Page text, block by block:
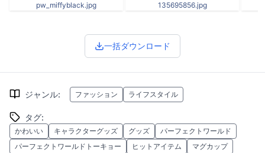
pw_miffyblack.jpg 135695856.jpg
一括ダウンロード
ジャンル: ファッション ライフスタイル
タグ:
かわいい キャラクターグッズ グッズ
パーフェクトワールド
パーフェクトワールドトーキョー
ヒットアイテム
マグカップ